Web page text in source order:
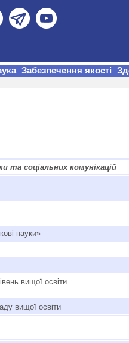
Забезпечення якості
та соціальних комунікацій
науки»
вищої освіти
вищої освіти